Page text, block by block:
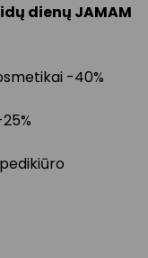
dienų JAMAM
-40%